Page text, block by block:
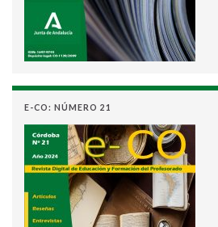
E-CO: NÚMERO 21